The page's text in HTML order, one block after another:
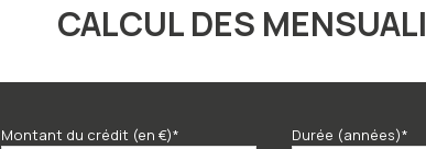
CALCUL DES
Montant du crédit (en €)* Durée (années)*